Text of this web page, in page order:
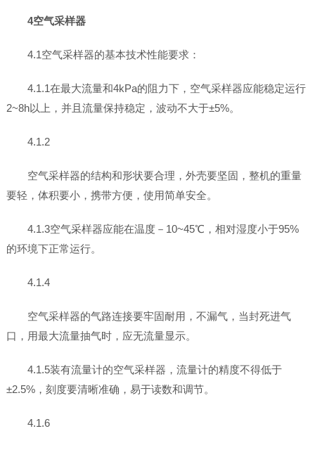
4空气采样器
4.1空气采样器的基本技术性能要求：
4.1.1在最大流量和4kPa的阻力下，空气采样器应能稳定运行
2~8h以上，并且流量保持稳定，波动不大于±5%。
4.1.2
空气采样器的结构和形状要合理，外壳要坚固，整机的重量
要轻，体积要小，携带方便，使用简单安全。
4.1.3空气采样器应能在温度－10~45℃，相对湿度小于95%
的环境下正常运行。
4.1.4
空气采样器的气路连接要牢固耐用，不漏气，当封死进气
口，用最大流量抽气时，应无流量显示。
4.1.5装有流量计的空气采样器，流量计的精度不得低于
±2.5%，刻度要清晰准确，易于读数和调节。
4.1.6